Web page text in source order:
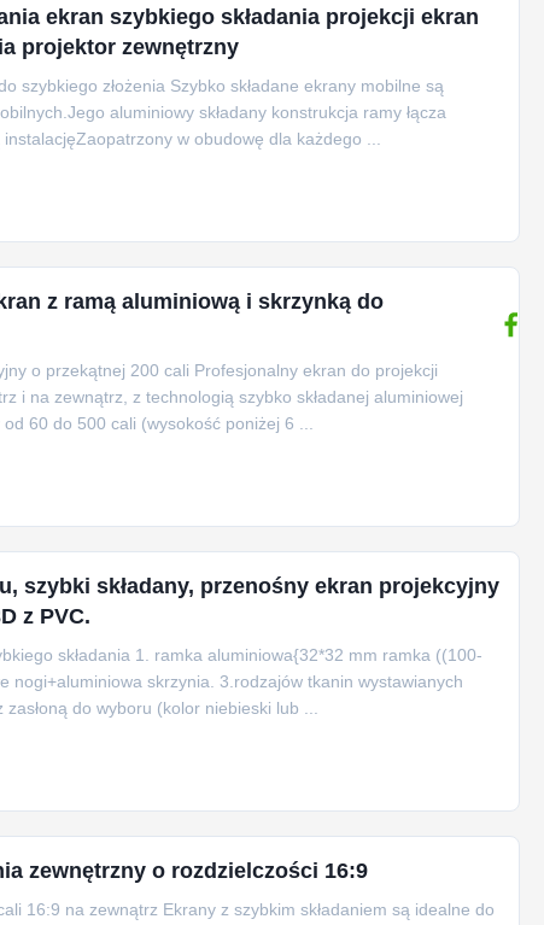
ekran szybkiego składania projekcji ekran
projektor zewnętrzny
szybkiego złożenia Szybko składane ekrany mobilne są
aluminiowy składany konstrukcja ramy łącza
w obudowę dla każdego ...
z ramą aluminiową i skrzynką do
o przekątnej 200 cali Profesjonalny ekran do projekcji
i na zewnątrz, z technologią szybko składanej aluminiowej
60 do 500 cali (wysokość poniżej 6 ...
szybki składany, przenośny ekran projekcyjny
z PVC.
składania 1. ramka aluminiowa{32*32 mm ramka ((100-
nogi+aluminiowa skrzynia. 3.rodzajów tkanin wystawianych
do wyboru (kolor niebieski lub ...
zewnętrzny o rozdzielczości 16:9
16:9 na zewnątrz Ekrany z szybkim składaniem są idealne do